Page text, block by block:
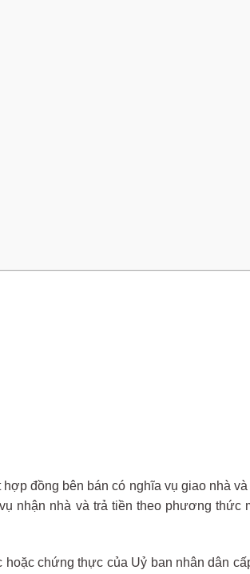
đồng bên bán có nghĩa vụ giao nhà và
nhận nhà và trả tiền theo phương thức
chứng thực của Uỷ ban nhân dân